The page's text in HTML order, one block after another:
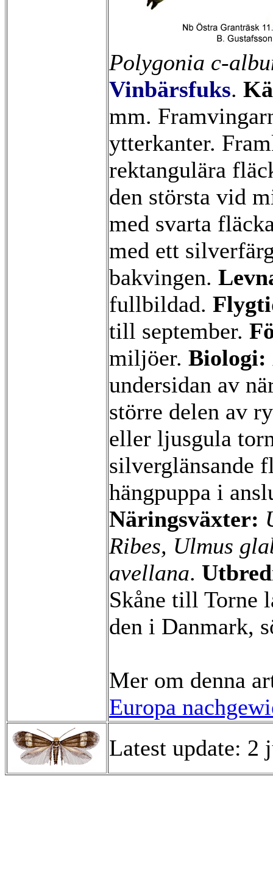
Polygonia c-
Vinbärsfuks.
mm.
ytterkanter.
rektangulära
den största vid
med svarta
med ett
bakvingen.
fullbildad.
till september.
miljöer. Biologi:
undersidan av
större delen av
eller ljusgula
silverglänsande
hängpuppa i
Näringsväxter:
Ribes, Ulmus
avellana.
Skåne till Torne
den i Danmark,
Mer om denna
Europa
Latest update: 2